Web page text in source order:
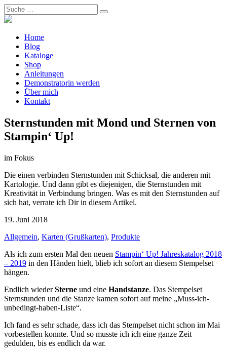
Home
Blog
Kataloge
Shop
Anleitungen
Demonstratorin werden
Über mich
Kontakt
Sternstunden mit Mond und Sternen von
Stampin‘ Up!
im Fokus
Die einen verbinden Sternstunden mit Schicksal, die anderen mit
Kartologie. Und dann gibt es diejenigen, die Sternstunden mit
Kreativität in Verbindung bringen. Was es mit den Sternstunden auf
sich hat, verrate ich Dir in diesem Artikel.
19. Juni 2018
Allgemein, Karten (Grußkarten), Produkte
Als ich zum ersten Mal den neuen Stampin‘ Up! Jahreskatalog 2018
– 2019 in den Händen hielt, blieb ich sofort an diesem Stempelset
hängen.
Endlich wiederSterne und eine Handstanze. Das Stempelset
Sternstunden und die Stanze kamen sofort auf meine „Muss-ich-
unbedingt-haben-Liste“.
Ich fand es sehr schade, dass ich das Stempelset nicht schon im Mai
vorbestellen konnte. Und so musste ich ich eine ganze Zeit
gedulden, bis es endlich da war.